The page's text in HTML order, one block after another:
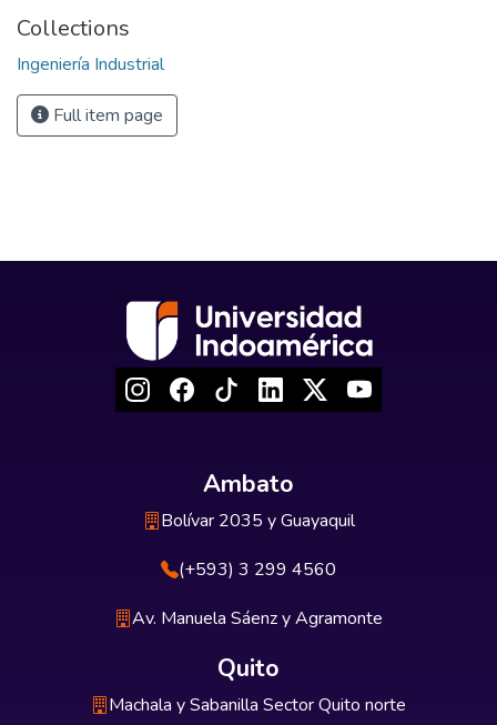
Collections
Ingeniería Industrial
Full item page
Ambato
Bolívar 2035 y Guayaquil
(+593) 3 299 4560
Av. Manuela Sáenz y Agramonte
Quito
Machala y Sabanilla Sector Quito norte